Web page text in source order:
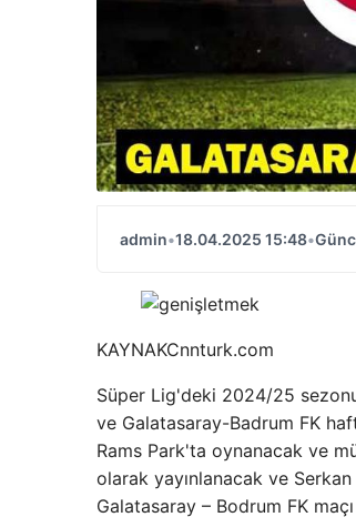
admin•18.04.2025 15:48•
KAYNAKCnnturk.com
Süper Lig'deki 2024/25
ve Galatasaray-Badrum FK
Rams Park'ta oynanacak ve
olarak yayınlanacak ve
Galatasaray – Bodrum FK